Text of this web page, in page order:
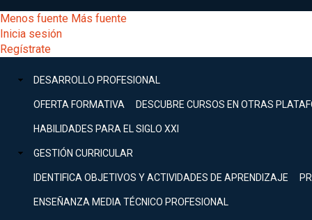
al
contenido
principal
[Educarchile
Escritorio]
Menú
entrar
Menos fuente Más fuente
Inicia sesión
Regístrate
Menú
principal
DESARROLLO PROFESIONAL
OFERTA FORMATIVA DESCUBRE CURSOS EN OTRAS
HABILIDADES PARA EL SIGLO XXI
GESTIÓN CURRICULAR
IDENTIFICA OBJETIVOS Y ACTIVIDADES DE APRENDIZAJE
ENSEÑANZA MEDIA TÉCNICO PROFESIONAL
Buscar
Menú
principal
DESARROLLO
Expand
GESTIÓN
Expand
COMUNIDAD
Expand
EXPLORACIÓN